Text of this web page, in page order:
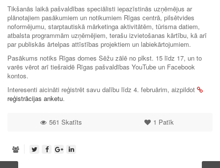
Tikšanās laikā pašvaldības speciālisti iepazīstinās uzņēmējus ar
plānotajiem pasākumiem un notikumiem Rīgas centrā, pilsētvides
noformējumu, starptautiskā mārketinga aktivitātēm, tūrisma datiem,
atbalsta programmām uzņēmējiem, terašu izvietošanas kārtību, kā arī
par publiskās ārtelpas attīstības projektiem un labiekārtojumiem.
Pasākums notiks Rīgas domes Sēžu zālē no plkst. 15 līdz 17, un to
varēs vērot arī tiešraidē Rīgas pašvaldības YouTube un Facebook
kontos.
Interesenti aicināti reģistrēt savu dalību līdz 4. februārim, aizpildot
reģistrācijas anketu.
1 Patīk
561 Skatīts